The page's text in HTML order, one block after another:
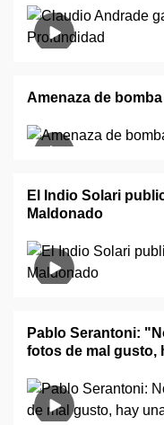
Amenaza de bomba
El Indio Solari
Maldonado
Pablo Serantoni:
fotos de mal gusto,